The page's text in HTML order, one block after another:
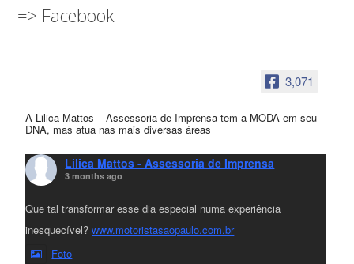
=> Facebook
3,071
A Lilica Mattos – Assessoria de Imprensa tem a MODA em seu
DNA, mas atua nas mais diversas áreas
Lilica Mattos - Assessoria de Imprensa
3 months ago
Que tal transformar esse dia especial numa experiência
inesquecível?www.motoristasaopaulo.com.br
Foto